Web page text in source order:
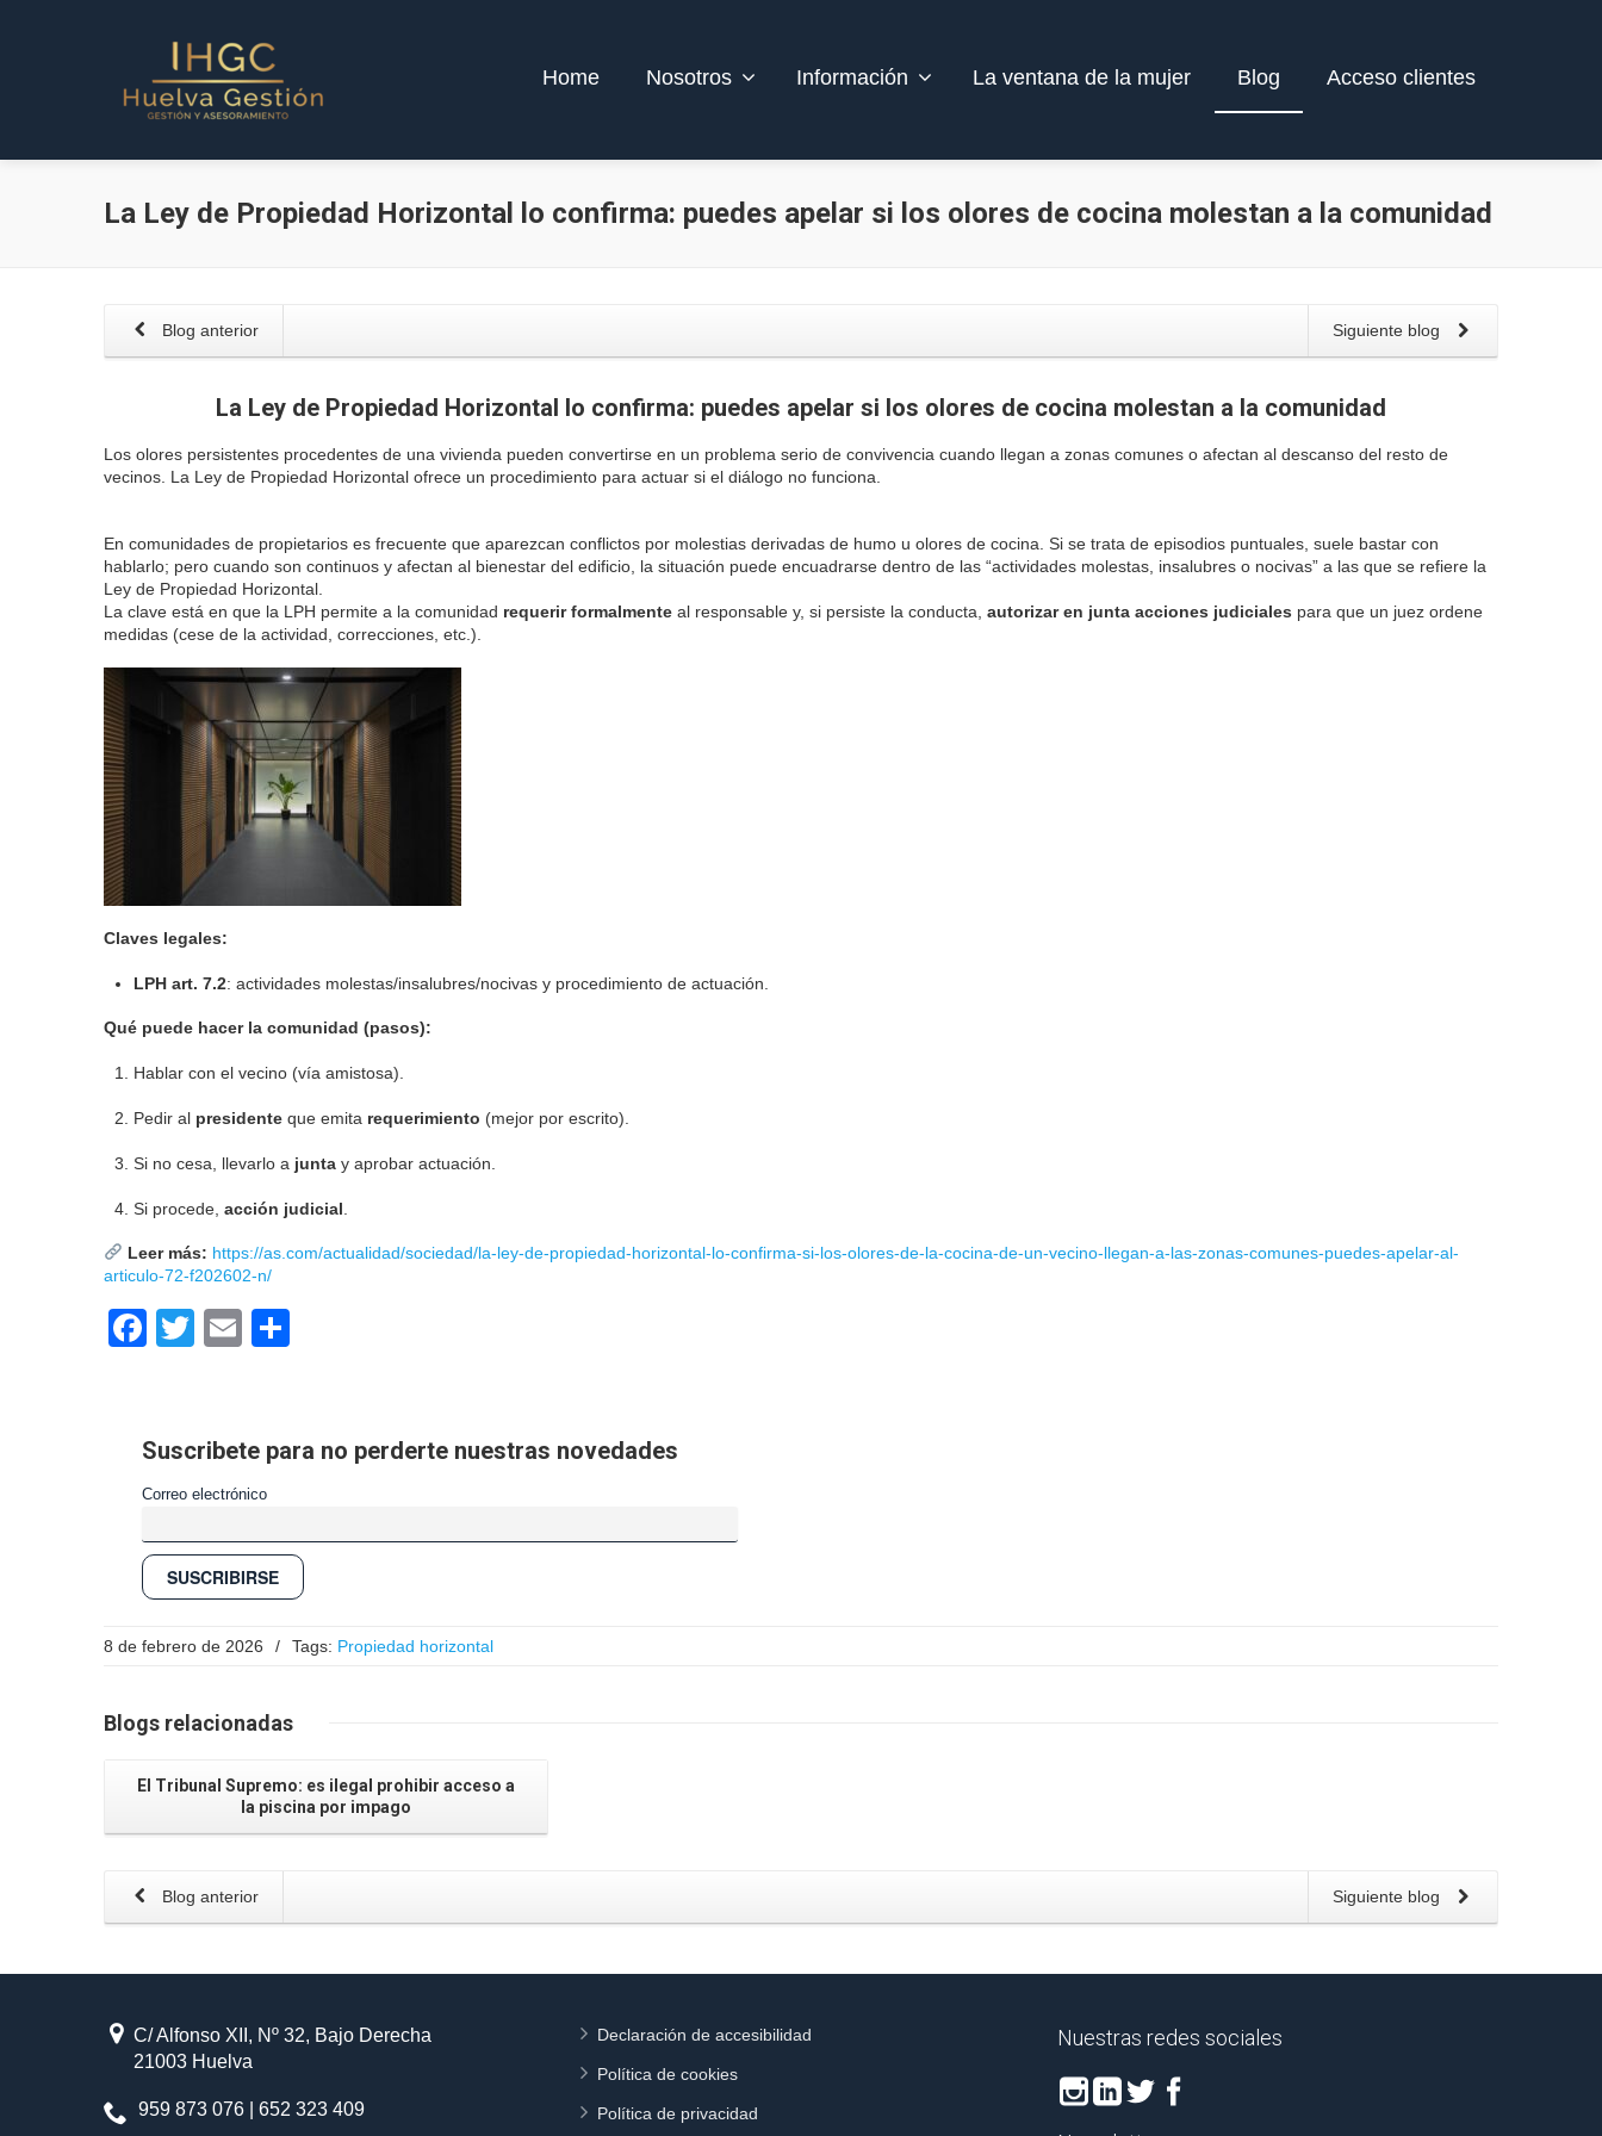
Home Nosotros Información La ventana de la mujer Blog Acceso clientes
La Ley de Propiedad Horizontal lo confirma: puedes apelar si los olores de cocina molestan a la comunidad
Siguiente blog
Blog anterior
La Ley de Propiedad Horizontal lo confirma: puedes apelar si los olores de cocina molestan a la comunidad
Los olores persistentes procedentes de una vivienda pueden convertirse en un problema serio de convivencia cuando llegan a zonas comunes o afectan al descanso del resto de
vecinos. La Ley de Propiedad Horizontal ofrece un procedimiento para actuar si el diálogo no funciona.
En comunidades de propietarios es frecuente que aparezcan conflictos por molestias derivadas de humo u olores de cocina. Si se trata de episodios puntuales, suele bastar con
hablarlo; pero cuando son continuos y afectan al bienestar del edificio, la situación puede encuadrarse dentro de las “actividades molestas, insalubres o nocivas” a las que se refiere la
Ley de Propiedad Horizontal.
La clave está en que la LPH permite a la comunidad requerir formalmente al responsable y, si persiste la conducta, autorizar en junta acciones judiciales para que un juez ordene
medidas (cese de la actividad, correcciones, etc.).
Claves legales:
LPH art. 7.2: actividades molestas/insalubres/nocivas y procedimiento de actuación.
Qué puede hacer la comunidad (pasos):
Hablar con el vecino (vía amistosa).
Pedir al presidente que emita requerimiento (mejor por escrito).
Si no cesa, llevarlo a junta y aprobar actuación.
Si procede, acción judicial
Leer más: https://as.com/actualidad/sociedad/la-ley-de-propiedad-horizontal-lo-confirma-si-los-olores-de-la-cocina-de-un-vecino-llegan-a-las-zonas-comunes-puedes-apelar-al-
articulo-72-f202602-n/
Facebook
TwitterEmail
Suscribete para no perderte nuestras novedades
Correo electrónico
8 de febrero de 2026 / Tags: Propiedad horizontal
Blogs relacionadas
El Tribunal Supremo: es ilegal prohibir acceso a
la piscina por impago
Siguiente blog
Blog anterior
C/ Alfonso XII, Nº 32, Bajo Derecha
21003 Huelva
959 873 076 | 652 323 409
Declaración de accesibilidad
Política de cookies
Política de privacidad
Nuestras redes sociales